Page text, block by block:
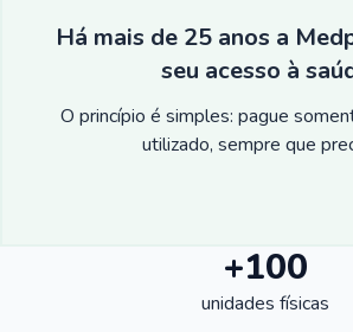
Há mais de 25 anos a
seu acesso à
O princípio é simples: pague
utilizado, sempre que
+100
unidades físicas